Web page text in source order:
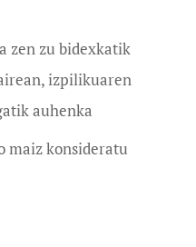
zen zu bidexkatik
izpilikuaren
auhenka
maiz konsideratu